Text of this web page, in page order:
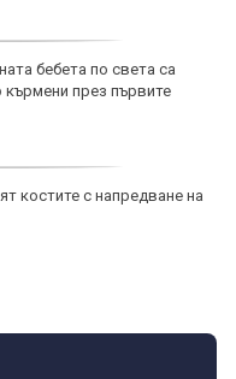
бебета по света са
през първите
костите с напредване на